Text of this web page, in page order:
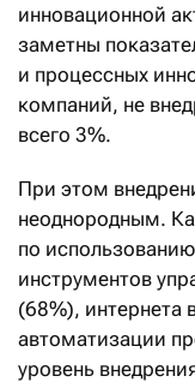
инновационной
заметны
и процессных
компаний, не
всего 3%.
При этом
неоднородным.
по
инструментов
(68%), интернета
автоматизации
уровень